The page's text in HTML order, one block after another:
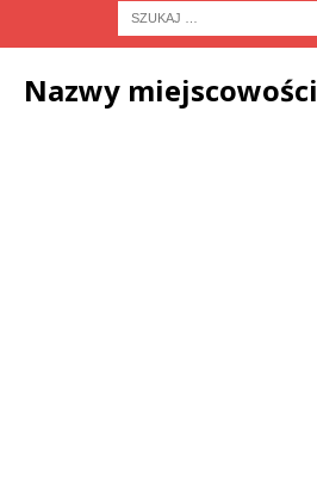
Nazwy miejscowości